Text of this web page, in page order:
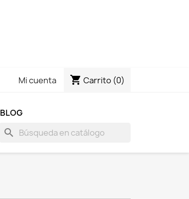
Mi cuenta shopping_cart Carrito (0)
BLOG
search